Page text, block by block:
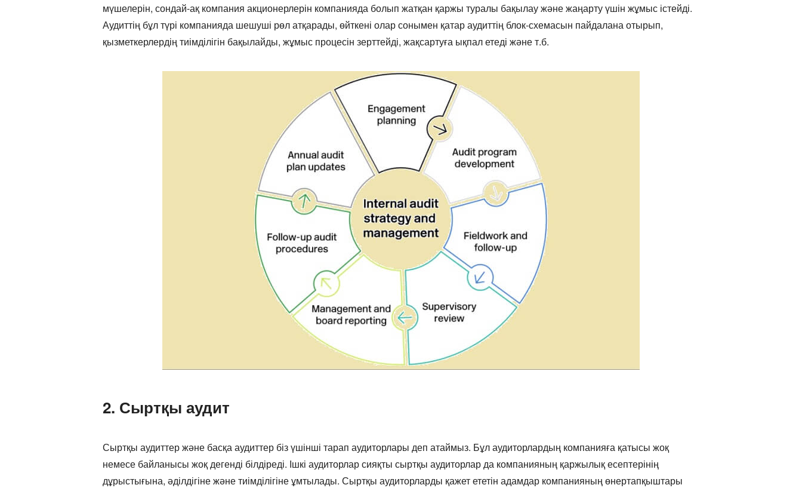
мүшелерін, сондай-ақ компания акционерлерін компанияда болып жатқан қаржы туралы бақылау және жаңарту үшін жұмыс істейді.
Аудиттің бұл түрі компанияда шешуші рөл атқарады, өйткені олар сонымен қатар аудиттің блок-схемасын пайдалана отырып,
қызметкерлердің тиімділігін бақылайды, жұмыс процесін зерттейді, жақсартуға ықпал етеді және т.б.
2. Сыртқы аудит
Сыртқы аудиттер және басқа аудиттер біз үшінші тарап аудиторлары деп атаймыз. Бұл аудиторлардың компанияға қатысы жоқ
немесе байланысы жоқ дегенді білдіреді. Ішкі аудиторлар сияқты сыртқы аудиторлар да компанияның қаржылық есептерінің
дұрыстығына, әділдігіне және тиімділігіне ұмтылады. Сыртқы аудиторларды қажет ететін адамдар компанияның өнертапқыштары